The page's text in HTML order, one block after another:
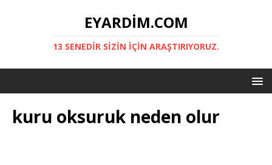
EYARDIM.COM
13 SENEDIR SIZIN IÇIN ARAŞTIRIYORUZ.
kuru oksuruk neden olur